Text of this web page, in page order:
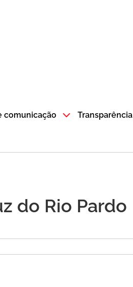
GOV BR direciona para a página inicial
comunicação Transparência
do Rio Pardo